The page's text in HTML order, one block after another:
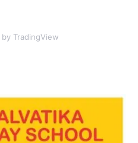
by TradingView